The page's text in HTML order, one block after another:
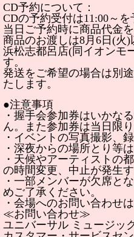
CD予約について：
CDの予約受付は11:00～を
当日ご予約時に商品代金
商品のお渡しは8月6日(火
浜松志都呂店(同イオンモ
す。
発送をご希望の場合は別
たします。
●注意事項
・握手会参加券はいかな
ん。また参加券は当日限り
・イベントの写真撮影、
・深夜からの場所とり等
・天候やアーティストの
の時間変更、中止が発生
・一部メンバーが欠席と
めご了承ください。
・会場へのお問い合わせ
≪お問い合わせ≫
ユニバーサル ミュージッ